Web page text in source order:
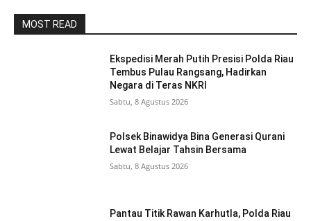
MOST READ
Ekspedisi Merah Putih Presisi Polda Riau
Tembus Pulau Rangsang, Hadirkan
Negara di Teras NKRI
Sabtu, 8 Agustus 2026
Polsek Binawidya Bina Generasi Qurani
Lewat Belajar Tahsin Bersama
Sabtu, 8 Agustus 2026
Pantau Titik Rawan Karhutla, Polda Riau